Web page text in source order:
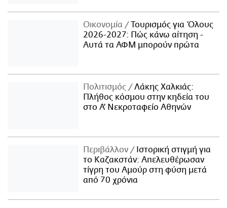
Οικονομία
Τουρισμός για Όλους
2026-2027: Πώς κάνω αίτηση -
Αυτά τα ΑΦΜ μπορούν πρώτα
Πολιτισμός
Λάκης Χαλκιάς:
Πλήθος κόσμου στην κηδεία του
στο Α' Νεκροταφείο Αθηνών
Περιβάλλον
Ιστορική στιγμή για
το Καζακστάν: Απελευθέρωσαν
τίγρη του Αμούρ στη φύση μετά
από 70 χρόνια